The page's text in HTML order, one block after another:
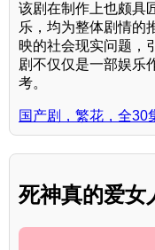
该剧在制作上也颇具
乐，均为整体剧情的
映的社会现实问题，
剧不仅仅是一部娱乐
考。
国产剧，繁花，全30
死神真的爱女